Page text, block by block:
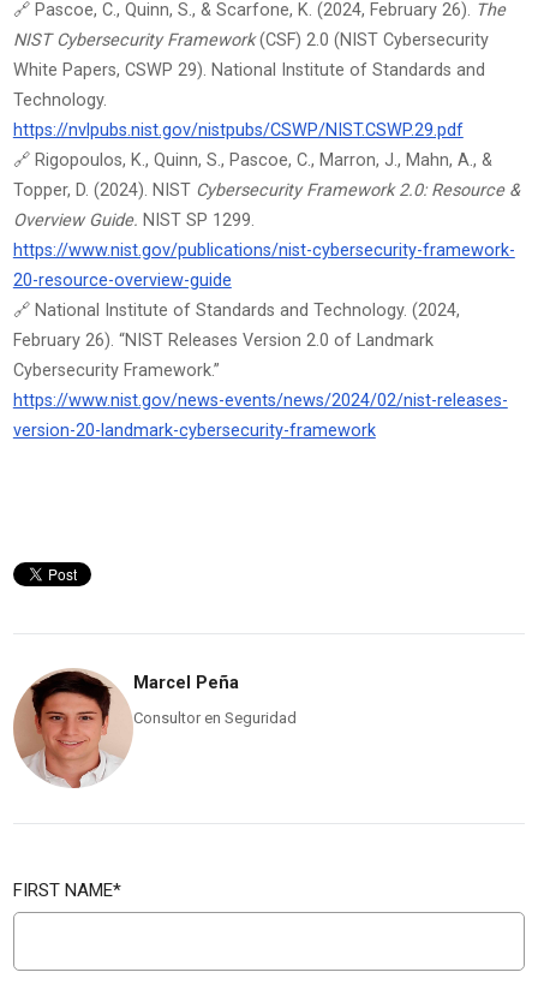
🔗 Pascoe, C., Quinn, S., & Scarfone, K. (2024, February 26). The
NIST Cybersecurity Framework(CSF) 2.0 (NIST Cybersecurity
White Papers, CSWP 29). National Institute of Standards and
Technology.
https://nvlpubs.nist.gov/nistpubs/CSWP/NIST.CSWP.29.pdf
🔗 Rigopoulos, K., Quinn, S., Pascoe, C., Marron, J., Mahn, A., &
Topper, D. (2024). NIST Cybersecurity Framework 2.0: Resource &
Overview Guide. NIST SP 1299.
https://www.nist.gov/publications/nist-cybersecurity-framework-
20-resource-overview-guide
🔗 National Institute of Standards and Technology. (2024,
February 26). “NIST Releases Version 2.0 of Landmark
Cybersecurity Framework.”
https://www.nist.gov/news-events/news/2024/02/nist-releases-
version-20-landmark-cybersecurity-framework
Marcel Peña
Consultor en Seguridad
FIRST NAME*